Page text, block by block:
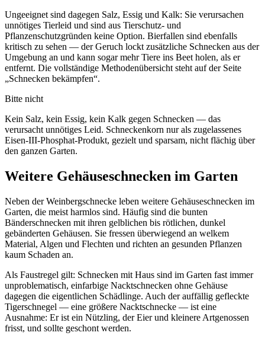
Ungeeignet sind dagegen Salz, Essig und Kalk: Sie verursachen
unnötiges Tierleid und sind aus Tierschutz- und
Pflanzenschutzgründen keine Option. Bierfallen sind ebenfalls
kritisch zu sehen — der Geruch lockt zusätzliche Schnecken aus der
Umgebung an und kann sogar mehr Tiere ins Beet holen, als er
entfernt. Die vollständige Methodenübersicht steht auf der Seite
„Schnecken bekämpfen“.
Bitte nicht
Kein Salz, kein Essig, kein Kalk gegen Schnecken — das
verursacht unnötiges Leid. Schneckenkorn nur als zugelassenes
Eisen-III-Phosphat-Produkt, gezielt und sparsam, nicht flächig über
den ganzen Garten.
Weitere Gehäuseschnecken im Garten
Neben der Weinbergschnecke leben weitere Gehäuseschnecken im
Garten, die meist harmlos sind. Häufig sind die bunten
Bänderschnecken mit ihren gelblichen bis rötlichen, dunkel
gebänderten Gehäusen. Sie fressen überwiegend an welkem
Material, Algen und Flechten und richten an gesunden Pflanzen
kaum Schaden an.
Als Faustregel gilt: Schnecken mit Haus sind im Garten fast immer
unproblematisch, einfarbige Nacktschnecken ohne Gehäuse
dagegen die eigentlichen Schädlinge. Auch der auffällig gefleckte
Tigerschnegel — eine größere Nacktschnecke — ist eine
Ausnahme: Er ist ein Nützling, der Eier und kleinere Artgenossen
frisst, und sollte geschont werden.